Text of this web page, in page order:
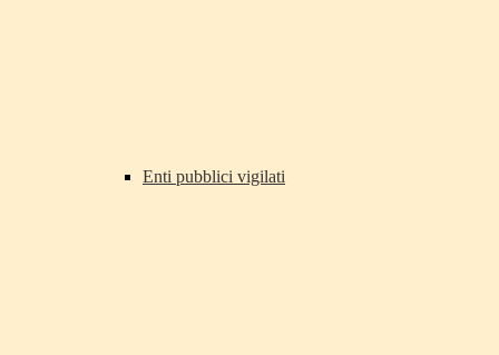
Enti pubblici vigilati